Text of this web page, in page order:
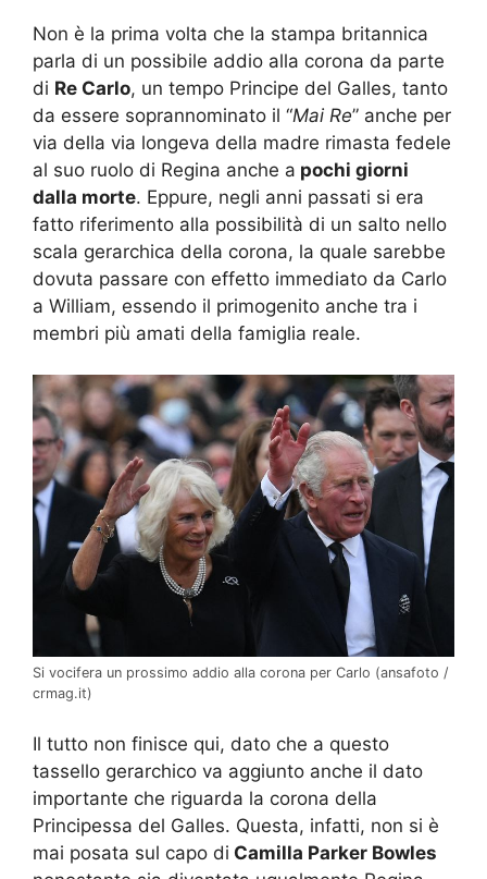
Non è la prima volta che la stampa britannica
parla di un possibile addio alla corona da parte
di Re Carlo, un tempo Principe del Galles, tanto
da essere soprannominato il “Mai Re” anche per
via della via longeva della madre rimasta fedele
al suo ruolo di Regina anche a pochi giorni
dalla morte. Eppure, negli anni passati si era
fatto riferimento alla possibilità di un salto nello
scala gerarchica della corona, la quale sarebbe
dovuta passare con effetto immediato da Carlo
a William, essendo il primogenito anche tra i
membri più amati della famiglia reale.
Si vocifera un prossimo addio alla corona per Carlo (ansafoto /
crmag.it)
Il tutto non finisce qui, dato che a questo
tassello gerarchico va aggiunto anche il dato
importante che riguarda la corona della
Principessa del Galles. Questa, infatti, non si è
mai posata sul capo di Camilla Parker Bowles